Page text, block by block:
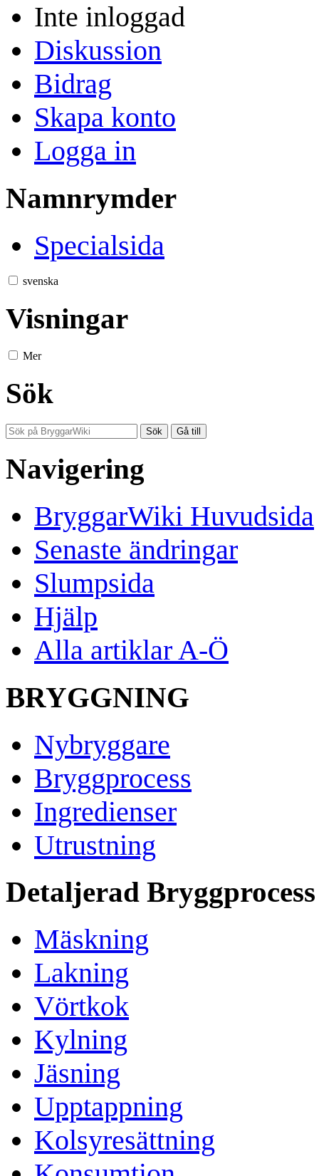
Inte inloggad
Diskussion
Bidrag
Skapa konto
Logga in
Namnrymder
Specialsida
svenska
Visningar
Mer
Sök
Navigering
BryggarWiki Huvudsida
Senaste ändringar
Slumpsida
Hjälp
Alla artiklar A-Ö
BRYGGNING
Nybryggare
Bryggprocess
Ingredienser
Utrustning
Detaljerad Bryggprocess
Mäskning
Lakning
Vörtkok
Kylning
Jäsning
Upptappning
Kolsyresättning